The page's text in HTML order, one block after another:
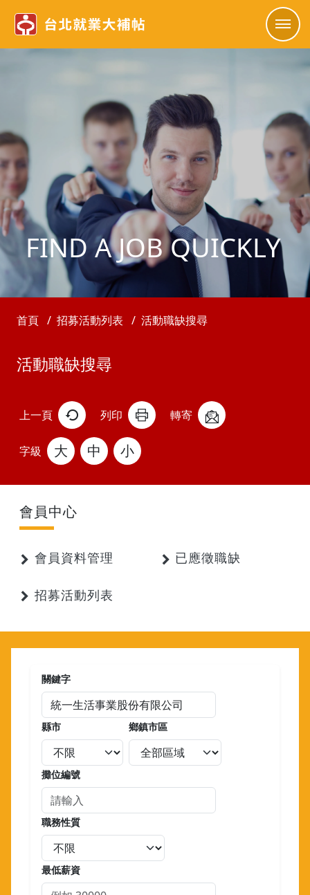
FIND A JOB QUICKLY
首頁 招募活動列表 活動職缺搜尋
活動職缺搜尋
上一頁
字級 大 中 小
列印 轉寄
會員中心
會員資料管理 已應徵職缺
招募活動列表
關鍵字
縣市 鄉鎮市區
攤位編號
職務性質
最低薪資